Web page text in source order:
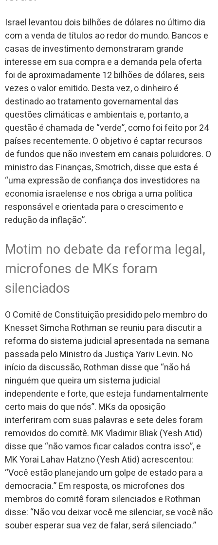
Israel levantou dois bilhões de dólares no último dia
com a venda de títulos ao redor do mundo. Bancos e
casas de investimento demonstraram grande
interesse em sua compra e a demanda pela oferta
foi de aproximadamente 12 bilhões de dólares, seis
vezes o valor emitido. Desta vez, o dinheiro é
destinado ao tratamento governamental das
questões climáticas e ambientais e, portanto, a
questão é chamada de “verde”, como foi feito por 24
países recentemente. O objetivo é captar recursos
de fundos que não investem em canais poluidores. O
ministro das Finanças, Smotrich, disse que esta é
“uma expressão de confiança dos investidores na
economia israelense e nos obriga a uma política
responsável e orientada para o crescimento e
redução da inflação”.
Motim no debate da reforma legal,
microfones de MKs foram
silenciados
O Comitê de Constituição presidido pelo membro do
Knesset Simcha Rothman se reuniu para discutir a
reforma do sistema judicial apresentada na semana
passada pelo Ministro da Justiça Yariv Levin. No
início da discussão, Rothman disse que “não há
ninguém que queira um sistema judicial
independente e forte, que esteja fundamentalmente
certo mais do que nós”. MKs da oposição
interferiram com suas palavras e sete deles foram
removidos do comitê. MK Vladimir Bliak (Yesh Atid)
disse que “não vamos ficar calados contra isso”, e
MK Yorai Lahav Hatzno (Yesh Atid) acrescentou:
“Você estão planejando um golpe de estado para a
democracia.” Em resposta, os microfones dos
membros do comitê foram silenciados e Rothman
disse: “Não vou deixar você me silenciar, se você não
souber esperar sua vez de falar, será silenciado.”